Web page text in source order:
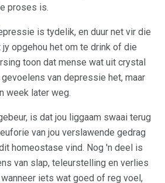
proses is.
is tydelik, en duur net vir die
opgehou het om te drink of die
toon dat mense wat uit crystal
van depressie het, maar
week later weg.
is dat jou liggaam swaai terug
van jou verslawende gedrag
homeostase vind. Nog 'n deel is
van slap, teleurstelling en verlies
iets wat goed of reg voel,